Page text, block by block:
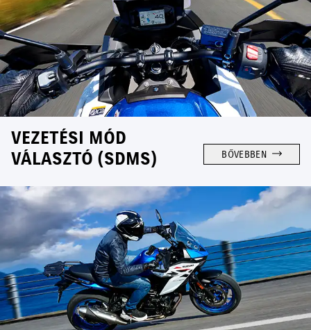
VEZETÉSI MÓD
VÁLASZTÓ (SDMS)
BŐVEBBEN